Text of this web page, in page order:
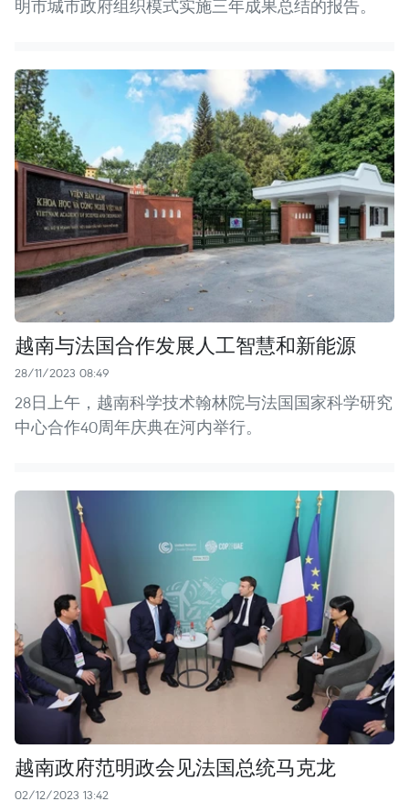
明市城市政府组织模式实施三年成果总结的报告。
越南与法国合作发展人工智慧和新能源
28/11/2023 08:49
28日上午，越南科学技术翰林院与法国国家科学研究
中心合作40周年庆典在河内举行。
越南政府范明政会见法国总统马克龙
02/12/2023 13:42